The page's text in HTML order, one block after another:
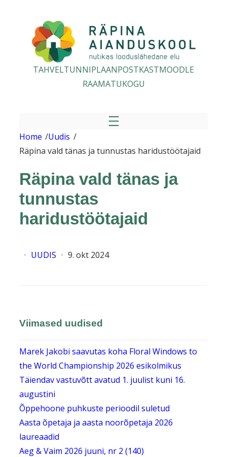
TAHVELTUNNIPLAANPOSTKASTMOODLE
RAAMATUKOGU
Home /Uudis /
Räpina vald tänas ja tunnustas haridustöötajaid
Räpina vald tänas ja
tunnustas
haridustöötajaid
· UUDIS · 9. okt 2024
Viimased uudised
Marek Jakobi saavutas koha Floral Windows to
the World Championship 2026 esikolmikus
Täiendav vastuvõtt avatud 1. juulist kuni 16.
augustini
Õppehoone puhkuste perioodil suletud
Aasta õpetaja ja aasta noorõpetaja 2026
laureaadid
Aeg & Vaim 2026 juuni, nr 2 (140)